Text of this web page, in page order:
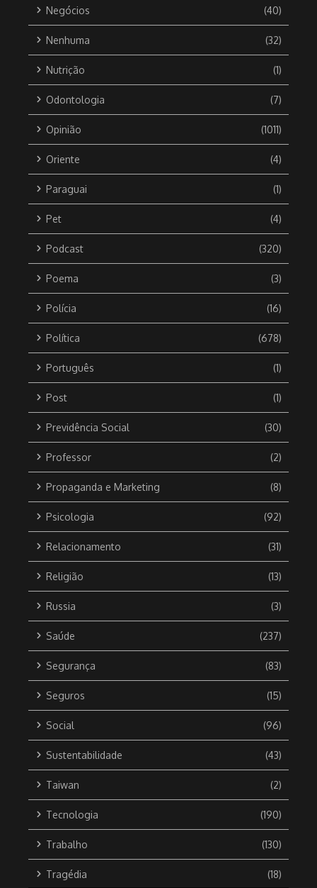
Negócios (40)
Nenhuma (32)
Nutrição (1)
Odontologia (7)
Opinião (1011)
Oriente (4)
Paraguai (1)
Pet (4)
Podcast (320)
Poema (3)
Polícia (16)
Política (678)
Português (1)
Post (1)
Previdência Social (30)
Professor (2)
Propaganda e Marketing (8)
Psicologia (92)
Relacionamento (31)
Religião (13)
Russia (3)
Saúde (237)
Segurança (83)
Seguros (15)
Social (96)
Sustentabilidade (43)
Taiwan (2)
Tecnologia (190)
Trabalho (130)
Tragédia (18)